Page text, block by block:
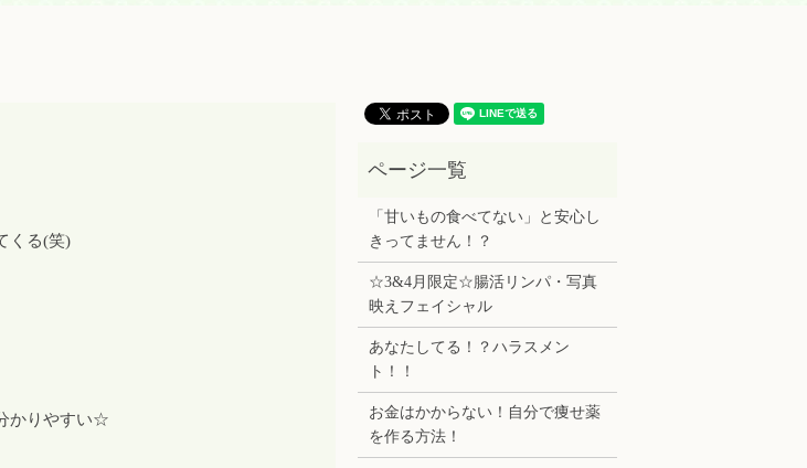
くる(笑)
かりやすい☆
「甘いもの食べてない」と安心し
きってません！？
☆3&4月限定☆腸活リンパ・写真
映えフェイシャル
あなたしてる！？ハラスメン
ト！！
お金はかからない！自分で痩せ薬
を作る方法！